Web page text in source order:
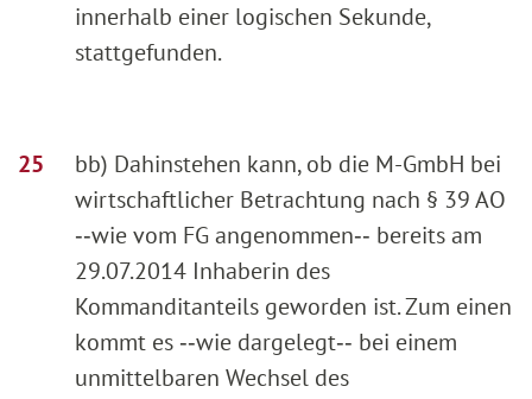
innerhalb einer logischen Sekunde,
stattgefunden.
bb) Dahinstehen kann, ob die M-GmbH bei
wirtschaftlicher Betrachtung nach § 39 AO
‑‑wie vom FG angenommen‑‑ bereits am
29.07.2014 Inhaberin des
Kommanditanteils geworden ist. Zum einen
kommt es ‑‑wie dargelegt‑‑ bei einem
unmittelbaren Wechsel des